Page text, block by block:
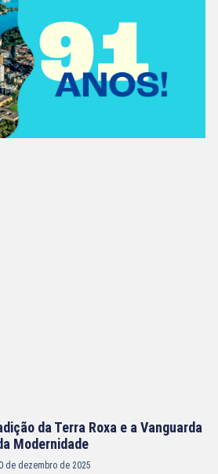
da Terra Roxa e a Vanguarda
Modernidade
de dezembro de 2025